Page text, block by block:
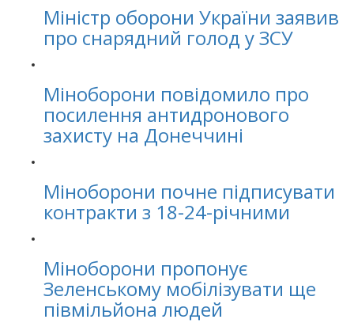
Міністр оборони України заявив
про снарядний голод у ЗСУ
Міноборони повідомило про
посилення антидронового
захисту на Донеччині
Міноборони почне підписувати
контракти з 18-24-річними
Міноборони пропонує
Зеленському мобілізувати ще
півмільйона людей